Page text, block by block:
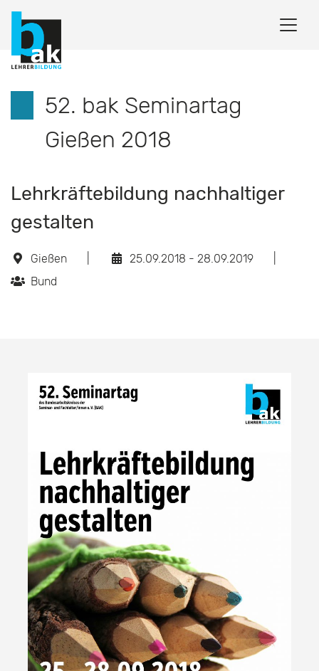
52. bak Seminartag
Gießen 2018
Lehrkräftebildung nachhaltiger
gestalten
Gießen 25.09.2018 - 28.09.2019
Bund